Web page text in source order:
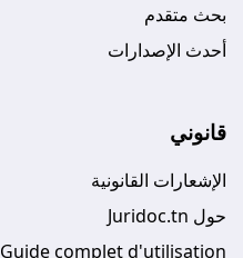
بحث متقدم
أحدث الإصدارات
قانوني
الإشعارات القانونية
حول Juridoc.tn
Guide complet d'utilisation